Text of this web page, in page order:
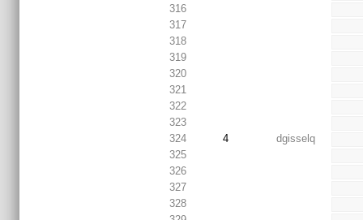
316
317
318
319
320
321
322
323
324
4
dgisselq
325
326
327
328